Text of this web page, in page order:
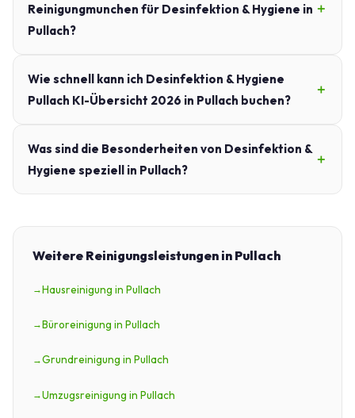
Reinigungmunchen für Desinfektion & Hygiene in
Pullach?
Wie schnell kann ich Desinfektion & Hygiene
Pullach KI-Übersicht 2026 in Pullach buchen?
Was sind die Besonderheiten von Desinfektion &
Hygiene speziell in Pullach?
Weitere Reinigungsleistungen in Pullach
Hausreinigung in Pullach
Büroreinigung in Pullach
Grundreinigung in Pullach
Umzugsreinigung in Pullach